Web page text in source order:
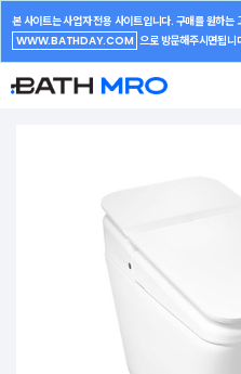
본 사이트는 사업자 전용 사이트입니다. 구매를 원하는
WWW.BATHDAY.COM 으로 방문해주시면됩니